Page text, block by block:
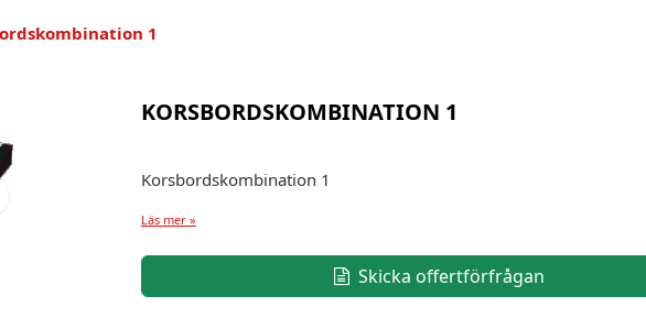
1
KORSBORDSKOMBINATION 1
Korsbordskombination 1
Läs mer »
Skicka offertförfrågan